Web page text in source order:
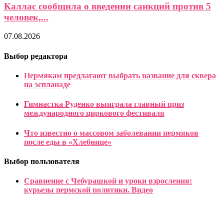
Каллас сообщила о введении санкций против 5
человек,...
07.08.2026
Выбор редактора
Пермякам предлагают выбрать название для сквера
на эспланаде
Гимнастка Руденко выиграла главный приз
международного циркового фестиваля
Что известно о массовом заболевании пермяков
после еды в «Хлебнице»
Выбор пользователя
Сравнение с Чебурашкой и уроки взросления:
курьезы пермской политики. Видео